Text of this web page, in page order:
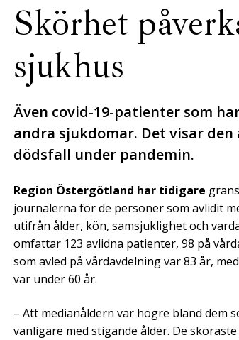
Skörhet
sjukhus
Även covid-19-patienter som
andra sjukdomar. Det visar
dödsfall under pandemin.
Region Östergötland har tidigare
journalerna för de personer som avlidit
utifrån ålder, kön, samsjuklighet och
omfattar 123 avlidna patienter, 98 på
som avled på vårdavdelning var 83 år,
var under 60 år.
– Att medianåldern var högre bland dem
vanligare med stigande ålder. De